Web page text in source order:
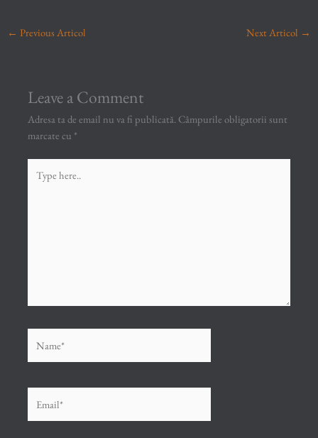
← Previous Articol Next Articol →
Leave a Comment
Adresa ta de email nu va fi publicată. Câmpurile obligatorii sunt
marcate cu *
here..